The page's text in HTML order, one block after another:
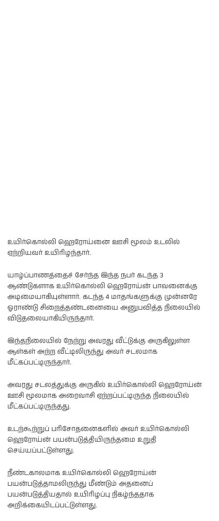
உயிர்கொல்லி ஹெரோய்னை ஊசி மூலம் உடலில்
ஏற்றியவர் உயிரிழந்தார்.
யாழ்ப்பாணத்தைச் சேர்ந்த இந்த நபர் கடந்த 3
ஆண்டுகளாக உயிர்கொல்லி ஹெரோய்ன் பாவனைக்கு
அடிமையாகியுள்ளார். கடந்த 4 மாதங்களுக்கு முன்னரே
ஓராண்டு சிறைத்தண்டனையை அனுபவித்த நிலையில்
விடுதலையாகியிருந்தார்.
இந்தநிலையில் நேற்று அவரது வீட்டுக்கு அருகிலுள்ள
ஆள்கள் அற்ற வீட்டிலிருந்து அவர் சடலமாக
மீட்கப்பட்டிருந்தார்.
அவரது சடலத்துக்கு அருகில் உயிர்கொல்லி ஹெரோய்ன்
ஊசி மூலமாக அரைவாசி ஏற்றப்பட்டிருந்த நிலையில்
மீட்கப்பட்டிருந்தது.
உடற்கூற்றுப் பரிசோதனைகளில் அவர் உயிர்கொல்லி
ஹெரோய்ன் பயன்படுத்தியிருந்தமை உறுதி
செய்யப்பட்டுள்ளது.
நீண்டகாலமாக உயிர்கொல்லி ஹெரோய்ன்
பயன்படுத்தாமலிருந்து மீண்டும் அதனைப்
பயன்படுத்தியதால் உயிரிழப்பு நிகழ்ந்ததாக
அறிக்கையிடப்பட்டுள்ளது.